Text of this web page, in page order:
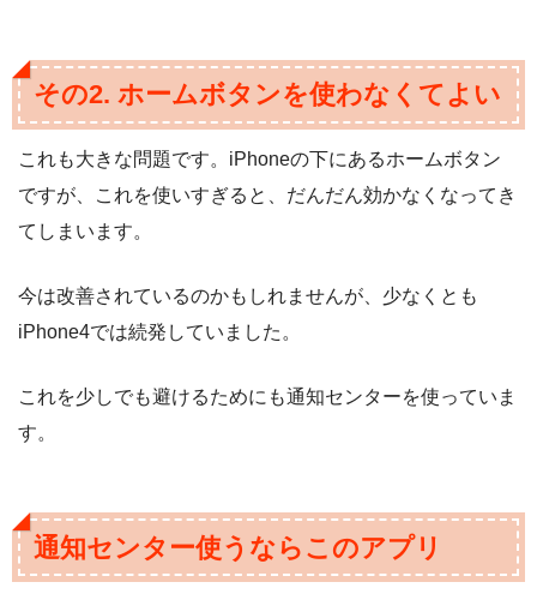
その2. ホームボタンを使わなくてよい
これも大きな問題です。iPhoneの下にあるホームボタン
ですが、これを使いすぎると、だんだん効かなくなってき
てしまいます。
今は改善されているのかもしれませんが、少なくとも
iPhone4では続発していました。
これを少しでも避けるためにも通知センターを使っていま
す。
通知センター使うならこのアプリ